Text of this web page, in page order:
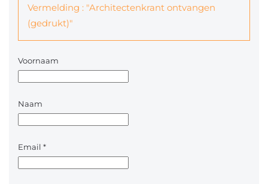
Vermelding : "Architectenkrant ontvangen
(gedrukt)"
Voornaam
Naam
Email *